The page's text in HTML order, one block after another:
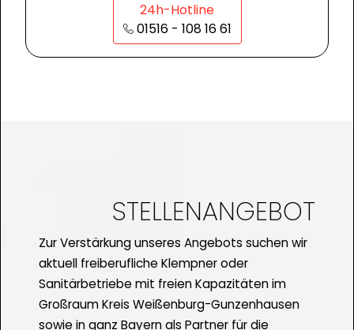
24h-Hotline
01516 - 108 16 61
STELLENANGEBOT
Zur Verstärkung unseres Angebots suchen wir
aktuell freiberufliche Klempner oder
Sanitärbetriebe mit freien Kapazitäten im
Großraum Kreis Weißenburg-Gunzenhausen
sowie in ganz Bayern als Partner für die